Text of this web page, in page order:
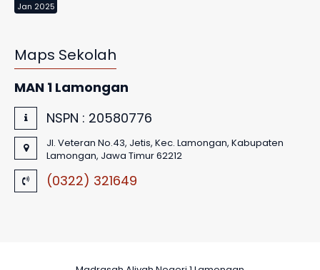
Jan 2025
Maps Sekolah
MAN 1 Lamongan
NSPN : 20580776
Jl. Veteran No.43, Jetis, Kec. Lamongan, Kabupaten
Lamongan, Jawa Timur 62212
(0322) 321649